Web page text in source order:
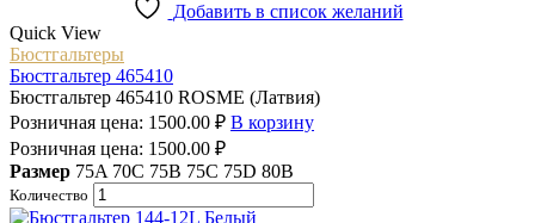
Добавить в список желаний
Quick View
Бюстгальтеры
Бюстгальтер 465410
Бюстгальтер 465410 ROSME (Латвия)
Розничная цена: 1500.00 ₽ В корзину
Розничная цена: 1500.00 ₽
Размер 75A 70C 75B 75C 75D 80B
Количество